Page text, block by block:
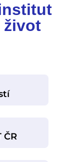
život
ČR